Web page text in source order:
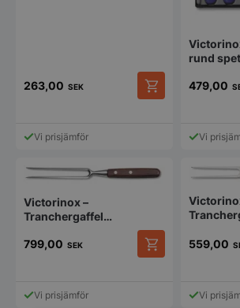
263,00 SEK
Vi prisjämför
rund
479,00
Vi
Victorinox –
Tranchergaffel
799,00 SEK
Vi prisjämför
559,00
Vi